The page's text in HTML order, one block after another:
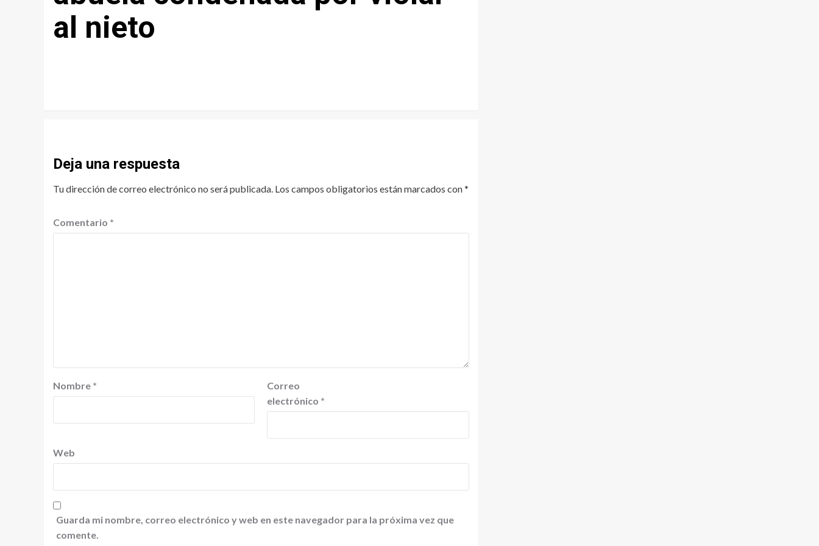
al nieto
Deja una respuesta
Tu dirección de correo electrónico no será publicada. Los campos obligatorios están marcados con*
Comentario *
Nombre *
Correo
electrónico *
Web
Guarda mi nombre, correo electrónico y web en este navegador para la próxima vez que
comente.